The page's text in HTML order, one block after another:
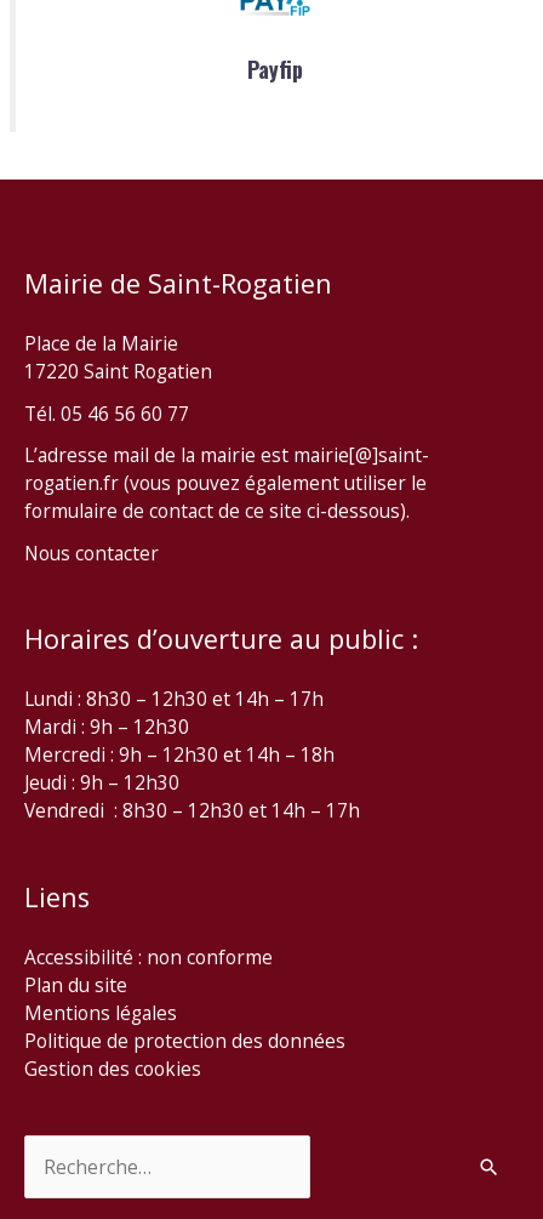
Payfip
Mairie de Saint-Rogatien
Place de la Mairie
17220 Saint Rogatien
Tél. 05 46 56 60 77
L’adresse mail de la mairie est mairie[@]saint-
rogatien.fr (vous pouvez également utiliser le
formulaire de contact de ce site ci-dessous).
Nous contacter
Horaires d’ouverture au public :
Lundi : 8h30 – 12h30 et 14h – 17h
Mardi : 9h – 12h30
Mercredi : 9h – 12h30 et 14h – 18h
Jeudi : 9h – 12h30
Vendredi : 8h30 – 12h30 et 14h – 17h
Liens
Accessibilité : non conforme
Plan du site
Mentions légales
Politique de protection des données
Gestion des cookies